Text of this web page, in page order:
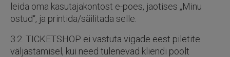
leida oma kasutajakontost e-poes, jaotises „Minu
ostud“, ja printida/säilitada selle.
3.2. TICKETSHOP ei vastuta vigade eest piletite
väljastamisel, kui need tulenevad kliendi poolt